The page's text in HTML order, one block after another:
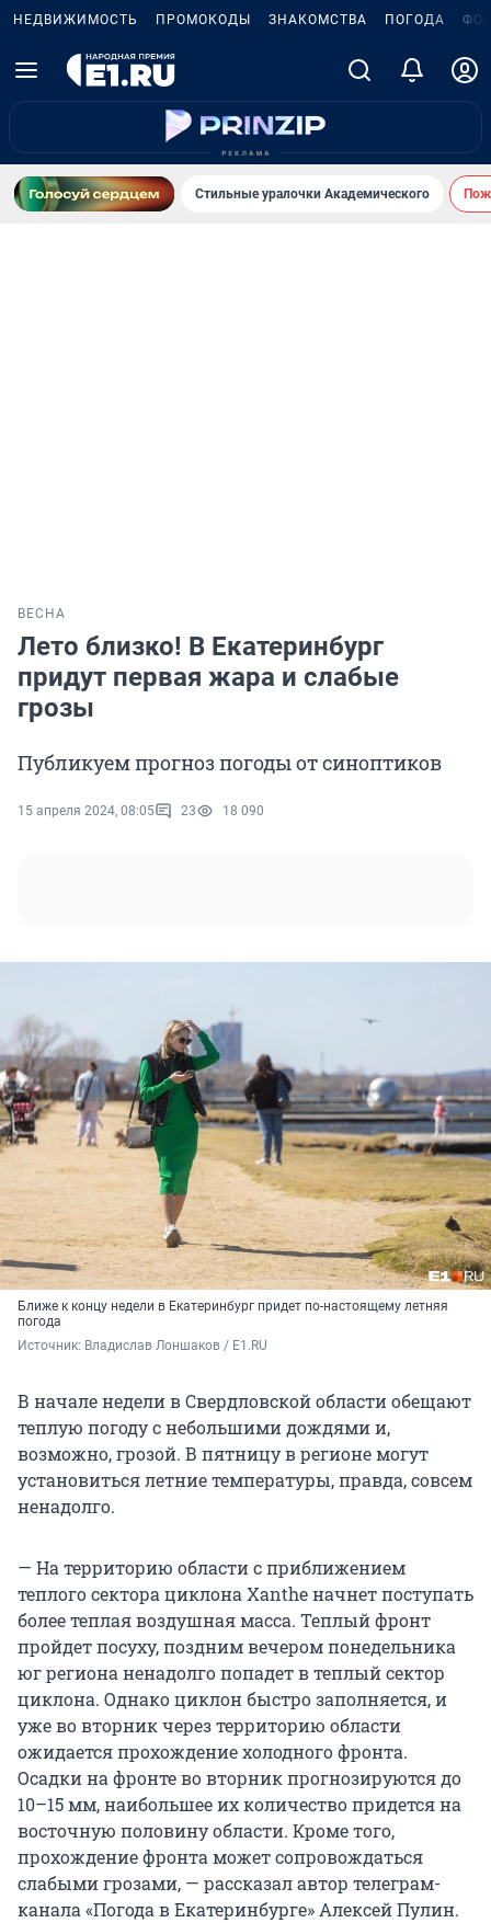
НЕДВИЖИМОСТЬ ПРОМОКОДЫ ЗНАКОМСТВА ПОГОДА
Стильные уралочки Академического
ВЕСНА
Лето близко! В Екатеринбург
придут первая жара и слабые
грозы
Публикуем прогноз погоды от синоптиков
15 апреля 2024, 08:05 23 18 090
Ближе к концу недели в Екатеринбург придет по-настоящему летняя
погода
Источник: Владислав Лоншаков / E1.RU
В начале недели в Свердловской области обещают
теплую погоду с небольшими дождями и,
возможно, грозой. В пятницу в регионе могут
установиться летние температуры, правда, совсем
ненадолго.
— На территорию области с приближением
теплого сектора циклона Xanthe начнет поступать
более теплая воздушная масса. Теплый фронт
пройдет посуху, поздним вечером понедельника
юг региона ненадолго попадет в теплый сектор
циклона. Однако циклон быстро заполняется, и
уже во вторник через территорию области
ожидается прохождение холодного фронта.
Осадки на фронте во вторник прогнозируются до
10–15 мм, наибольшее их количество придется на
восточную половину области. Кроме того,
прохождение фронта может сопровождаться
слабыми грозами, — рассказал автор телеграм-
канала «Погода в Екатеринбурге» Алексей Пулин.